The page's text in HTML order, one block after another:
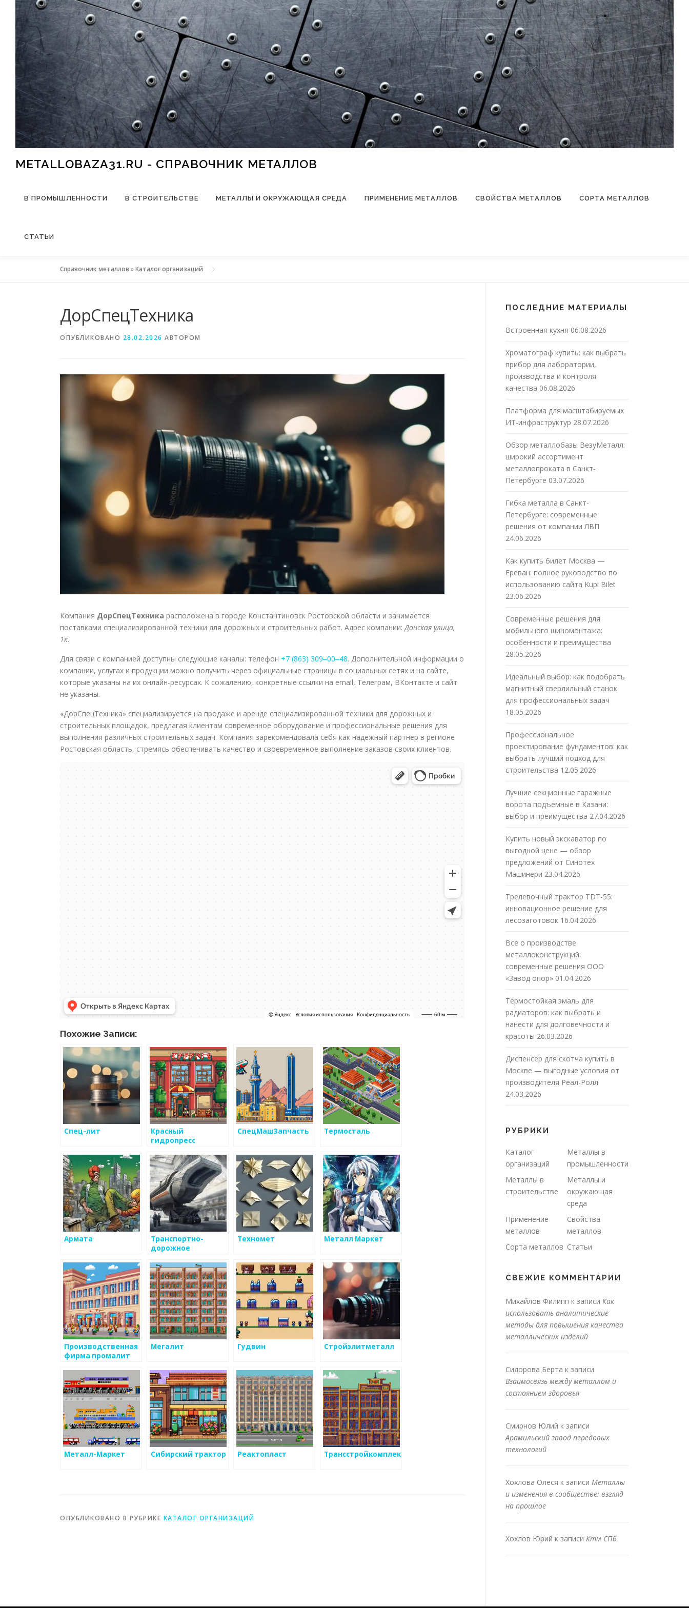
Перейти к содержимому
METALLOBAZA31.RU - СПРАВОЧНИК МЕТАЛЛОВ
В ПРОМЫШЛЕННОСТИ В СТРОИТЕЛЬСТВЕ МЕТАЛЛЫ И ОКРУЖАЮЩАЯ СРЕДА ПРИМЕНЕНИЕ МЕТАЛЛОВ СВОЙСТВА МЕТАЛЛОВ СОРТА МЕТАЛЛОВ
СТАТЬИ
Справочник металлов »Каталог организаций
ДорСпецТехника
ОПУБЛИКОВАНО 28.02.2026 АВТОРОМ
Компания ДорСпецТехника расположена в городе Константиновск Ростовской области и занимается
поставками специализированной техники для дорожных и строительных работ. Адрес компании:Донская улица,
1к.
Для связи с компанией доступны следующие каналы: телефон +7 (863) 309‒00‒48. Дополнительной информации о
компании, услугах и продукции можно получить через официальные страницы в социальных сетях и на сайте,
которые указаны на их онлайн-ресурсах. К сожалению, конкретные ссылки на email, Телеграм, ВКонтакте и сайт
не указаны.
«ДорСпецТехника» специализируется на продаже и аренде специализированной техники для дорожных и
строительных площадок, предлагая клиентам современное оборудование и профессиональные решения для
выполнения различных строительных задач. Компания зарекомендовала себя как надежный партнер в регионе
Ростовская область, стремясь обеспечивать качество и своевременное выполнение заказов своих клиентов.
Похожие Записи:
Спец-лит
Красный
гидропресс
СпецМашЗапчасть Термосталь
Армата
Транспортно-
дорожное
Техномет Металл Маркет
Производственная
фирма промалит
Мегалит Гудвин Стройэлитметалл
Металл-Маркет Сибирский трактор Реактопласт Трансстройкомплект
ОПУБЛИКОВАНО В РУБРИКЕ КАТАЛОГ ОРГАНИЗАЦИЙ
ПОСЛЕДНИЕ МАТЕРИАЛЫ
Встроенная кухня 06.08.2026
Хроматограф купить: как выбрать
прибор для лаборатории,
производства и контроля
качества 06.08.2026
Платформа для масштабируемых
ИТ-инфраструктур 28.07.2026
Обзор металлобазы ВезуМеталл:
широкий ассортимент
металлопроката в Санкт-
Петербурге 03.07.2026
Гибка металла в Санкт-
Петербурге: современные
решения от компании ЛВП
24.06.2026
Как купить билет Москва —
Ереван: полное руководство по
использованию сайта Kupi Bilet
23.06.2026
Современные решения для
мобильного шиномонтажа:
особенности и преимущества
28.05.2026
Идеальный выбор: как подобрать
магнитный сверлильный станок
для профессиональных задач
18.05.2026
Профессиональное
проектирование фундаментов: как
выбрать лучший подход для
строительства 12.05.2026
Лучшие секционные гаражные
ворота подъемные в Казани:
выбор и преимущества 27.04.2026
Купить новый экскаватор по
выгодной цене — обзор
предложений от Синотех
Машинери 23.04.2026
Трелевочный трактор TDT-55:
инновационное решение для
лесозаготовок 16.04.2026
Все о производстве
металлоконструкций:
современные решения ООО
«Завод опор» 01.04.2026
Термостойкая эмаль для
радиаторов: как выбрать и
нанести для долговечности и
красоты 26.03.2026
Диспенсер для скотча купить в
Москве — выгодные условия от
производителя Реал-Ролл
24.03.2026
РУБРИКИ
Каталог
организаций
Металлы в
промышленности
Металлы в
строительстве
Металлы и
окружающая
среда
Применение
металлов
Свойства
металлов
Сорта металлов Статьи
СВЕЖИЕ КОММЕНТАРИИ
Михайлов Филипп к записи Как
использовать аналитические
методы для повышения качества
металлических изделий
Сидорова Берта к записи
Взаимосвязь между металлом и
состоянием здоровья
Смирнов Юлий к записи
Арамильский завод передовых
технологий
Хохлова Олеся к записи Металлы
и изменения в сообществе: взгляд
на прошлое
Хохлов Юрий к записи Ктм СПб